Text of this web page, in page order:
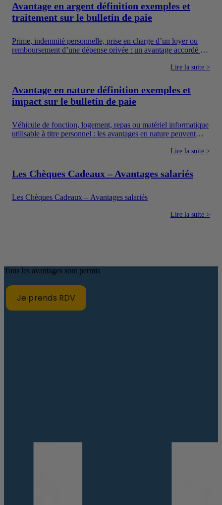
Avantage en argent définition exemples et
traitement sur le bulletin de paie
Prime, indemnité personnelle, prise en charge d’un loyer ou
remboursement d’une dépense privée : un avantage accordé en
autant, toutes les sommes versées par une entreprise ne suivent
rémunération, les avantages en argent, les frais professionnels
et les dispositifs sociaux dont l’utilisation est encadrée.
Lire la suite >
Avantage en nature définition exemples et
impact sur le bulletin de paie
Véhicule de fonction, logement, repas ou matériel informatique
utilisable à titre personnel : les avantages en nature peuvent
également un moyen pour l’entreprise de proposer une
en argent.
Lire la suite >
Les Chèques Cadeaux – Avantages salariés
Les Chèques Cadeaux – Avantages salariés
Lire la suite >
Tous les avantages sont permis
Je prends RDV